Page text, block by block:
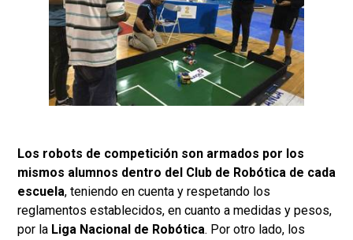
Los robots de competición son armados por los
mismos alumnos dentro del Club de Robótica de cada
escuela, teniendo en cuenta y respetando los
reglamentos establecidos, en cuanto a medidas y pesos,
por la Liga Nacional de Robótica. Por otro lado, los